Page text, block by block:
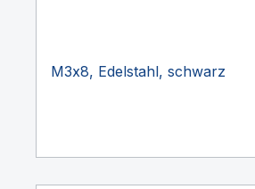
M3x8, Edelstahl, schwarz